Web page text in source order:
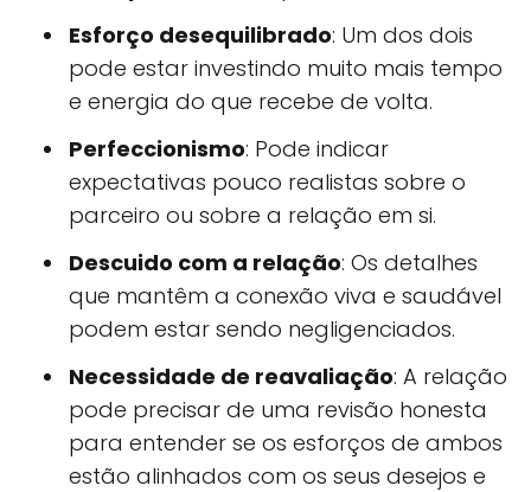
Esforço desequilibrado: Um dos dois
pode estar investindo muito mais tempo
e energia do que recebe de volta.
Perfeccionismo: Pode indicar
expectativas pouco realistas sobre o
parceiro ou sobre a relação em si.
Descuido com a relação: Os detalhes
que mantêm a conexão viva e saudável
podem estar sendo negligenciados.
Necessidade de reavaliação: A relação
pode precisar de uma revisão honesta
para entender se os esforços de ambos
estão alinhados com os seus desejos e